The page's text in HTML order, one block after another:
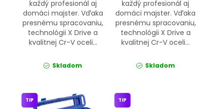
každý profesionál aj
domáci majster. Vďaka
presnému spracovaniu,
technológii X Drive a
kvalitnej Cr-V oceli...
Skladom
každý profesionál aj
domáci majster. Vďaka
presnému spracovaniu,
technológii X Drive a
kvalitnej Cr-V oceli...
Skladom
TIP TIP